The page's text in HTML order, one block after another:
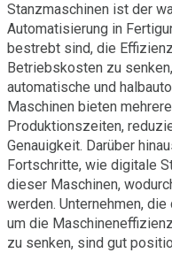
Stanzmaschinen ist der
Automatisierung in
bestrebt sind, die
Betriebskosten zu
automatische und
Maschinen bieten
Produktionszeiten,
Genauigkeit. Darüber
Fortschritte, wie digitale
dieser Maschinen,
werden. Unternehmen,
um die
zu senken, sind gut